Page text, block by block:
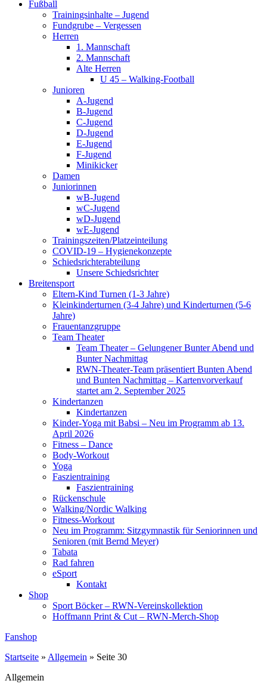
Fußball
Trainingsinhalte – Jugend
Fundgrube – Vergessen
Herren
1. Mannschaft
2. Mannschaft
Alte Herren
U 45 – Walking-Football
Junioren
A-Jugend
B-Jugend
C-Jugend
D-Jugend
E-Jugend
F-Jugend
Minikicker
Damen
Juniorinnen
wB-Jugend
wC-Jugend
wD-Jugend
wE-Jugend
Trainingszeiten/Platzeinteilung
COVID-19 – Hygienekonzepte
Schiedsrichterabteilung
Unsere Schiedsrichter
Breitensport
Eltern-Kind Turnen (1-3 Jahre)
Kleinkinderturnen (3-4 Jahre) und Kinderturnen (5-6
Jahre)
Frauentanzgruppe
Team Theater
Team Theater – Gelungener Bunter Abend und
Bunter Nachmittag
RWN-Theater-Team präsentiert Bunten Abend
und Bunten Nachmittag – Kartenvorverkauf
startet am 2. September 2025
Kindertanzen
Kindertanzen
Kinder-Yoga mit Babsi – Neu im Programm ab 13.
April 2026
Fitness – Dance
Body-Workout
Yoga
Faszientraining
Faszientraining
Rückenschule
Walking/Nordic Walking
Fitness-Workout
Neu im Programm: Sitzgymnastik für Seniorinnen und
Senioren (mit Bernd Meyer)
Tabata
Rad fahren
eSport
Kontakt
Shop
Sport Böcker – RWN-Vereinskollektion
Hoffmann Print & Cut – RWN-Merch-Shop
Fanshop
Startseite » Allgemein » Seite 30
Allgemein